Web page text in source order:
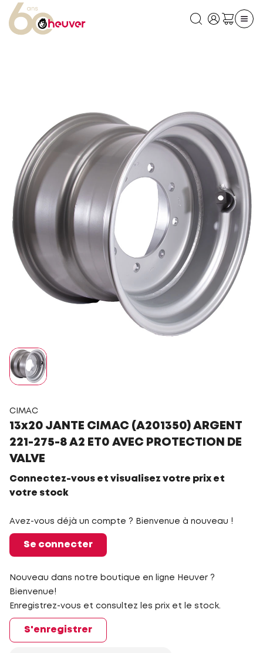
CIMAC
13x20 JANTE CIMAC (A201350) ARGENT
221-275-8 A2 ET0 AVEC PROTECTION DE
VALVE
Connectez-vous et visualisez votre prix et
votre stock
Avez-vous déjà un compte ? Bienvenue à nouveau !
Se connecter
Nouveau dans notre boutique en ligne Heuver ?
Bienvenue!
Enregistrez-vous et consultez les prix et le stock.
S'enregistrer